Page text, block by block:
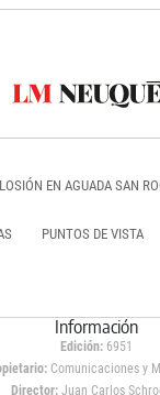
EN AGUADA SAN
PUNTOS DE VISTA
Información
Edición: 6951
Comunicaciones y
Director: Juan Carlos